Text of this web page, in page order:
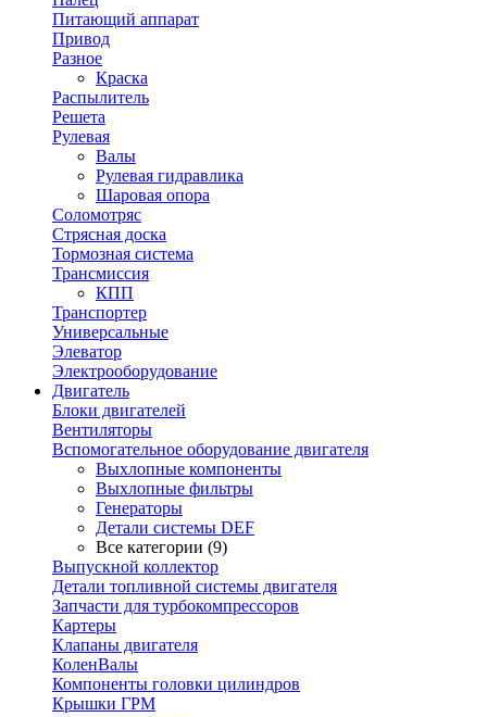
Питающий аппарат
Привод
Разное
Краска
Распылитель
Решета
Рулевая
Валы
Рулевая гидравлика
Шаровая опора
Соломотряс
Стрясная доска
Тормозная система
Трансмиссия
КПП
Транспортер
Универсальные
Элеватор
Электрооборудование
Двигатель
Блоки двигателей
Вентиляторы
Вспомогательное оборудование двигателя
Выхлопные компоненты
Выхлопные фильтры
Генераторы
Детали системы DEF
Все категории (9)
Выпускной коллектор
Детали топливной системы двигателя
Запчасти для турбокомпрессоров
Картеры
Клапаны двигателя
КоленВалы
Компоненты головки цилиндров
Крышки ГРМ